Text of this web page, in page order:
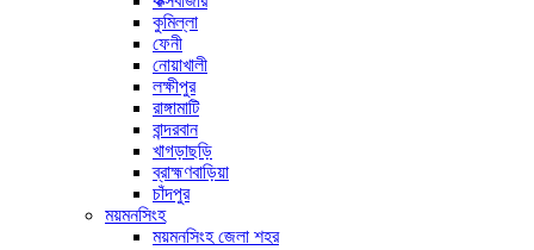
কুমিল্লা
ফেনী
নোয়াখালী
লক্ষীপুর
রাঙ্গামাটি
বান্দরবান
খাগড়াছড়ি
ব্রাহ্মণবাড়িয়া
চাঁদপুর
ময়মনসিংহ
ময়মনসিংহ জেলা শহর